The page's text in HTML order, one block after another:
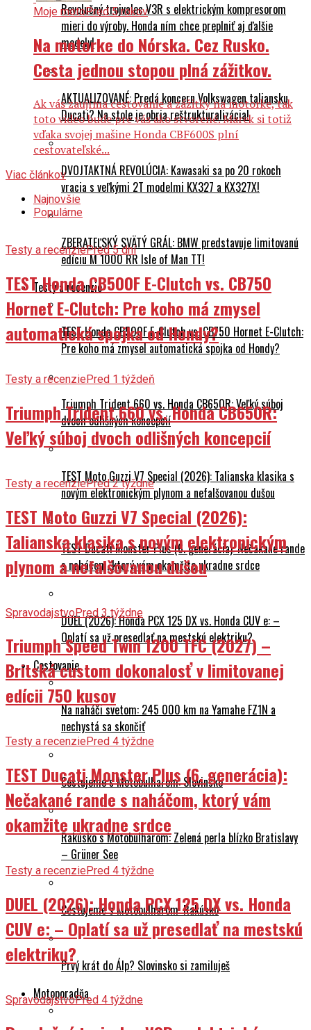
Revolučný trojvalec V3R s elektrickým kompresorom
mieri do výroby. Honda ním chce preplniť aj ďalšie
modely!
AKTUALIZOVANÉ: Predá koncern Volkswagen taliansku
Ducati? Na stole je obria reštrukturalizácia!
DVOJTAKTNÁ REVOLÚCIA: Kawasaki sa po 20 rokoch
vracia s veľkými 2T modelmi KX327 a KX327X!
ZBERATEĽSKÝ SVÄTÝ GRÁL: BMW predstavuje limitovanú
edíciu M 1000 RR Isle of Man TT!
Testy a recenzie
TEST Honda CB500F E-Clutch vs. CB750 Hornet E-Clutch:
Pre koho má zmysel automatická spojka od Hondy?
Triumph Trident 660 vs. Honda CB650R: Veľký súboj
dvoch odlišných koncepcií
TEST Moto Guzzi V7 Special (2026): Talianska klasika s
novým elektronickým plynom a nefalšovanou dušou
TEST Ducati Monster Plus (6. generácia): Nečakané rande
s naháčom, ktorý vám okamžite ukradne srdce
DUEL (2026): Honda PCX 125 DX vs. Honda CUV e: –
Oplatí sa už presedlať na mestskú elektriku?
Cestovanie
Na naháči svetom: 245 000 km na Yamahe FZ1N a
nechystá sa skončiť
Cestujeme s Motobulharom: Slovinsko
Rakúsko s Motobulharom: Zelená perla blízko Bratislavy
– Grüner See
Cestujeme s Motobulharom: Rakúsko
Prvý krát do Álp? Slovinsko si zamiluješ
Motoporadňa
Moje motoPred 5 rokov
Na motorke do Nórska. Cez Rusko.
Cesta jednou stopou plná zážitkov.
Ak vás zaujíma cestovanie a zážitky na motorke, tak
toto video bude pre vás ako stvorené. Marek si totiž
vďaka svojej mašine Honda CBF600S plní
cestovateľské...
Viac článkov
Najnovšie
Populárne
Testy a recenziePred 5 dní
TEST Honda CB500F E-Clutch vs. CB750
Hornet E-Clutch: Pre koho má zmysel
automatická spojka od Hondy?
Testy a recenziePred 1 týždeň
Triumph Trident 660 vs. Honda CB650R:
Veľký súboj dvoch odlišných koncepcií
Testy a recenziePred 2 týždne
TEST Moto Guzzi V7 Special (2026):
Talianska klasika s novým elektronickým
plynom a nefalšovanou dušou
SpravodajstvoPred 3 týždne
Triumph Speed Twin 1200 TFC (2027) –
Britská custom dokonalosť v limitovanej
edícii 750 kusov
Testy a recenziePred 4 týždne
TEST Ducati Monster Plus (6. generácia):
Nečakané rande s naháčom, ktorý vám
okamžite ukradne srdce
Testy a recenziePred 4 týždne
DUEL (2026): Honda PCX 125 DX vs. Honda
CUV e: – Oplatí sa už presedlať na mestskú
elektriku?
SpravodajstvoPred 4 týždne